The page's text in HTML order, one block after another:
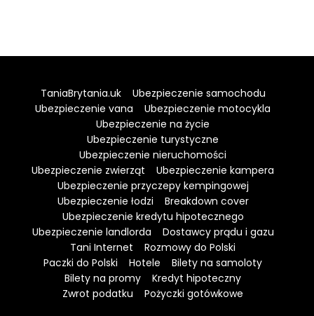
TaniaBrytania.uk
Ubezpieczenie samochodu
Ubezpieczenie vana
Ubezpieczenie motocykla
Ubezpieczenie na życie
Ubezpieczenie turystyczne
Ubezpieczenie nieruchomości
Ubezpieczenie zwierząt
Ubezpieczenie kampera
Ubezpieczenie przyczepy kempingowej
Ubezpieczenie łodzi
Breakdown cover
Ubezpieczenie kredytu hipotecznego
Ubezpieczenie landlorda
Dostawcy prądu i gazu
Tani Internet
Rozmowy do Polski
Paczki do Polski
Hotele
Bilety na samoloty
Bilety na promy
Kredyt hipoteczny
Zwrot podatku
Pożyczki gotówkowe